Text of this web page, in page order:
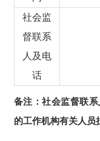
社会监
督联系
人及电
话
备注：社会监督联
的工作机构有关人员